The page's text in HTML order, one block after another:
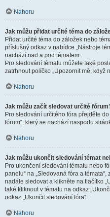
Nahoru
Jak můžu přidat určité téma do
Přidat určité téma do záložek nebo
příslušný odkaz v nabídce „Nástroje
nachází nad a pod tématem.
Pro sledování tématu můžete také
zatrhnout políčko „Upozornit mě, když
Nahoru
Jak můžu začít sledovat určité
Pro sledování určitého fóra přejděte
fórum“, který se nachází naspodu
Nahoru
Jak můžu ukončit sledování témat
Pro ukončení sledování tématu nebo
panelu“ na „Sledovaná fóra a
nadále sledovat a klikněte na tlačítko
také kliknout v tématu na odkaz
odkaz „Ukončit sledování fóra“.
Nahoru